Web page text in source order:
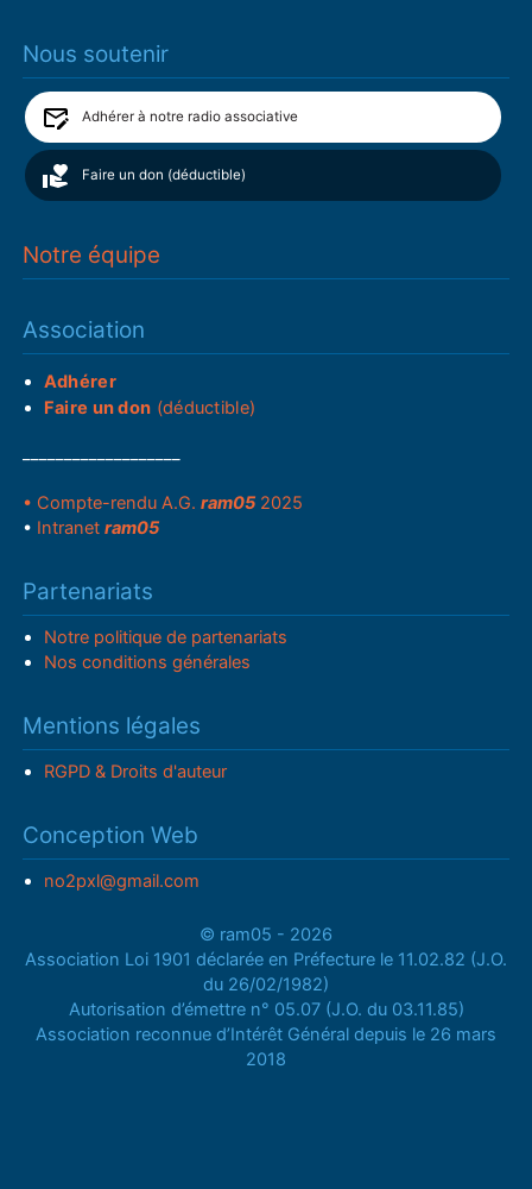
Nous soutenir
Adhérer à notre radio associative
Faire un don (déductible)
Notre équipe
Association
Adhérer
Faire un don (déductible)
• Compte-rendu A.G.ram05 2025
• Intranetram05
Partenariats
Notre politique de partenariats
Nos conditions générales
Mentions légales
RGPD & Droits d'auteur
Conception Web
no2pxl@gmail.com
© ram05 - 2026
Association Loi 1901 déclarée en Préfecture le 11.02.82 (J.O.
du 26/02/1982)
Autorisation d’émettre n° 05.07 (J.O. du 03.11.85)
Association reconnue d’Intérêt Général depuis le 26 mars
2018